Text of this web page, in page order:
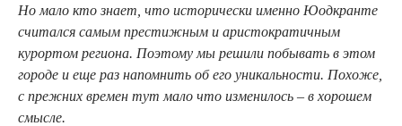
Но мало кто знает, что исторически именно Юодкранте
считался самым престижным и аристократичным
курортом региона. Поэтому мы решили побывать в этом
городе и еще раз напомнить об его уникальности. Похоже,
с прежних времен тут мало что изменилось – в хорошем
смысле.